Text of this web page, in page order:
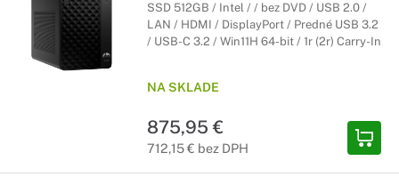
SSD 512GB / Intel / / bez DVD / USB 2.0 /
LAN / HDMI / DisplayPort / Predné USB 3.2
/ USB-C 3.2 / Win11H 64-bit / 1r (2r) Carry-In
NA SKLADE
875,95 €
712,15 € bez DPH